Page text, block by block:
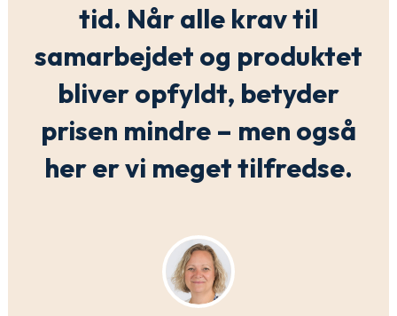
tid. Når alle krav til
samarbejdet og produktet
bliver opfyldt, betyder
prisen mindre – men også
her er vi meget tilfredse.